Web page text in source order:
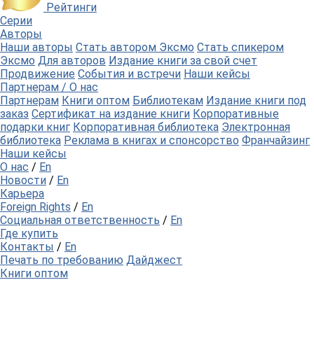
Рейтинги
Серии
Авторы
Наши авторы Стать автором Эксмо Стать спикером
Эксмо Для авторов Издание книги за свой счет
Продвижение События и встречи Наши кейсы
Партнерам / О нас
Партнерам Книги оптом Библиотекам Издание книги под
заказ Сертификат на издание книги Корпоративные
подарки книг Корпоративная библиотека Электронная
библиотека Реклама в книгах и спонсорство Франчайзинг
Наши кейсы
О нас / En
Новости / En
Карьера
Foreign Rights / En
Социальная ответственность / En
Где купить
Контакты / En
Печать по требованию Дайджест
Книги оптом